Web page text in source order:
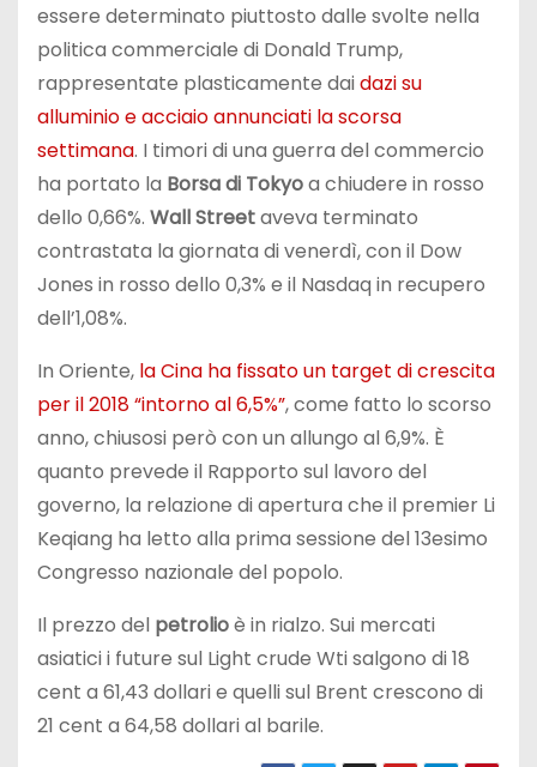
essere determinato piuttosto dalle svolte nella
politica commerciale di Donald Trump,
rappresentate plasticamente daidazi su
alluminio e acciaio annunciati la scorsa
settimana. I timori di una guerra del commercio
ha portato la Borsa di Tokyoa chiudere in rosso
dello 0,66%. Wall Streetaveva terminato
contrastata la giornata di venerdì, con il Dow
Jones in rosso dello 0,3% e il Nasdaq in recupero
dell’1,08%.
In Oriente, la Cina ha fissato un target di crescita
per il 2018 “intorno al 6,5%”, come fatto lo scorso
anno, chiusosi però con un allungo al 6,9%. È
quanto prevede il Rapporto sul lavoro del
governo, la relazione di apertura che il premier Li
Keqiang ha letto alla prima sessione del 13esimo
Congresso nazionale del popolo.
Il prezzo del petrolioè in rialzo. Sui mercati
asiatici i future sul Light crude Wti salgono di 18
cent a 61,43 dollari e quelli sul Brent crescono di
21 cent a 64,58 dollari al barile.